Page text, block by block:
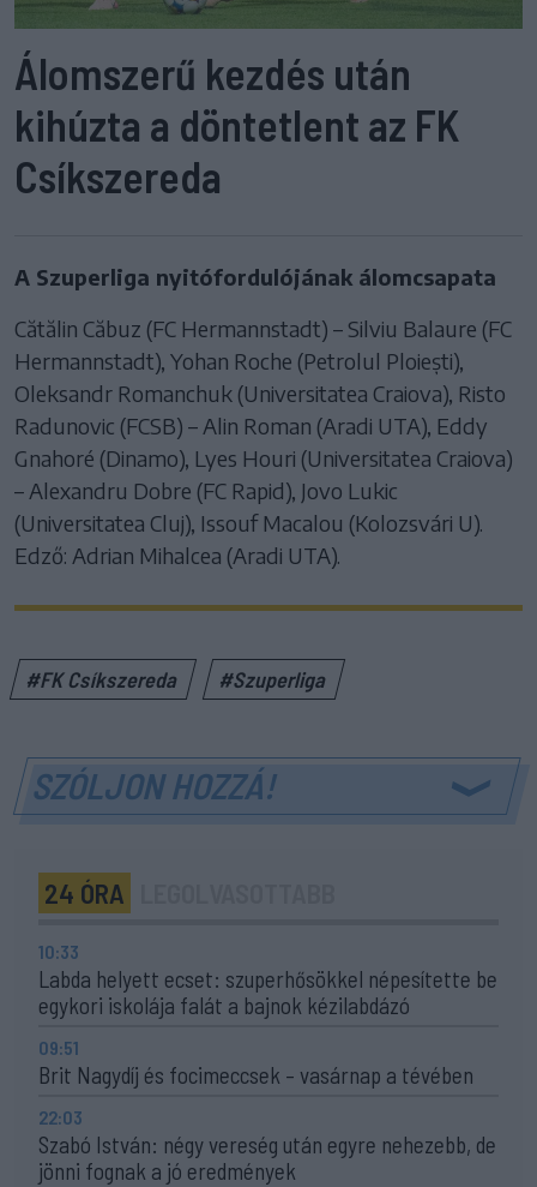
Álomszerű kezdés után
kihúzta a döntetlent az FK
Csíkszereda
A Szuperliga nyitófordulójának álomcsapata
Cătălin Căbuz (FC Hermannstadt) – Silviu Balaure (FC
Hermannstadt), Yohan Roche (Petrolul Ploiești),
Oleksandr Romanchuk (Universitatea Craiova), Risto
Radunovic (FCSB) – Alin Roman (Aradi UTA), Eddy
Gnahoré (Dinamo), Lyes Houri (Universitatea Craiova)
– Alexandru Dobre (FC Rapid), Jovo Lukic
(Universitatea Cluj), Issouf Macalou (Kolozsvári U).
Edző: Adrian Mihalcea (Aradi UTA).
#FK Csíkszereda #Szuperliga
SZÓLJON HOZZÁ!
24 ÓRA
10:33
Labda helyett ecset: szuperhősökkel népesítette be
egykori iskolája falát a bajnok kézilabdázó
09:51
Brit Nagydíj és focimeccsek – vasárnap a tévében
22:03
Szabó István: négy vereség után egyre nehezebb, de
jönni fognak a jó eredmények